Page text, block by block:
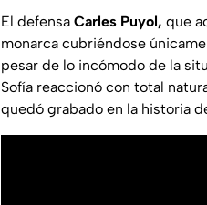
El defensa Carles Puyol, que
monarca cubriéndose
pesar de lo incómodo de la
Sofía reaccionó con total
quedó grabado en la historia